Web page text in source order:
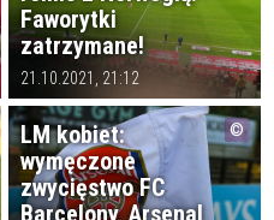
Faworytki
zatrzymane!
21.10.2021, 21:12
LM kobiet:
wymęczone
zwycięstwo FC